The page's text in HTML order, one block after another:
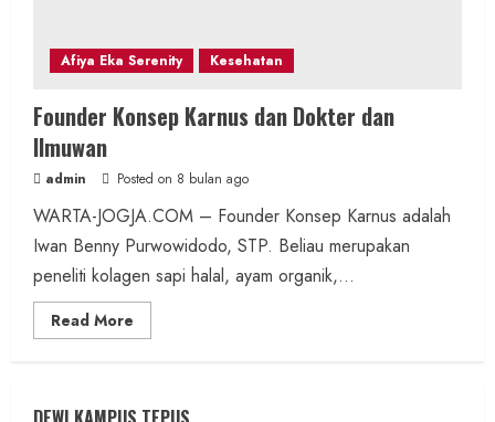
Afiya Eka Serenity Kesehatan
Founder Konsep Karnus dan Dokter dan
Ilmuwan
admin Posted on 8 bulan ago
WARTA-JOGJA.COM – Founder Konsep Karnus adalah
Iwan Benny Purwowidodo, STP. Beliau merupakan
peneliti kolagen sapi halal, ayam organik,...
Read More
more
dan